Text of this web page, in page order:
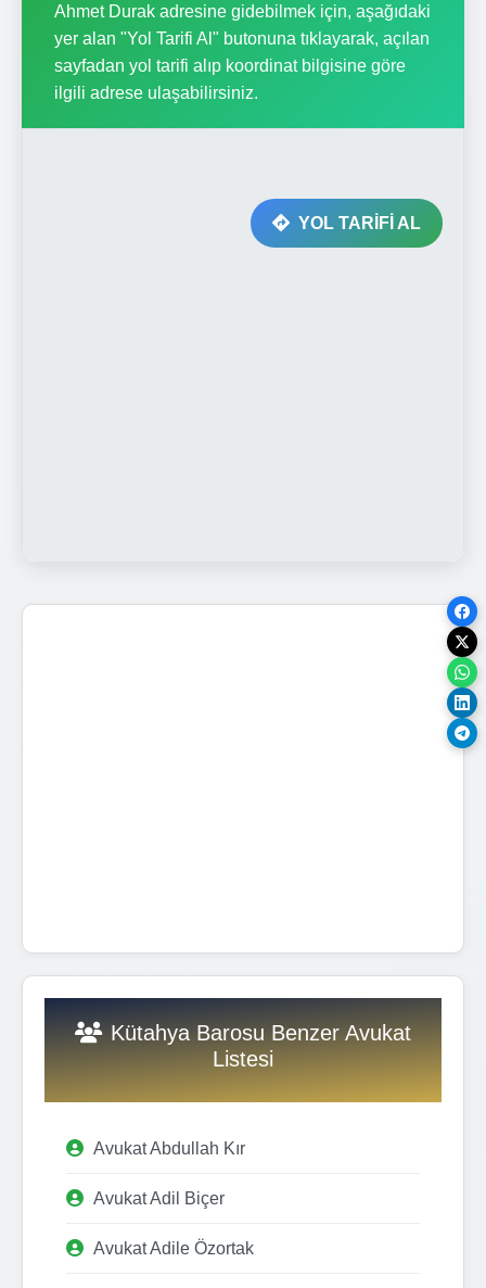
Ahmet Durak adresine gidebilmek için, aşağıdaki
yer alan "Yol Tarifi Al" butonuna tıklayarak, açılan
sayfadan yol tarifi alıp koordinat bilgisine göre
ilgili adrese ulaşabilirsiniz.
YOL TARİFİ AL
Kütahya Barosu Benzer Avukat
Listesi
Avukat Abdullah Kır
Avukat Adil Biçer
Avukat Adile Özortak